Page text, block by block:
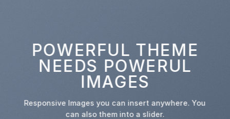
POWERFUL THEME
NEEDS POWERUL
IMAGES
Responsive Images you can insert anywhere. You
can also them into a slider.